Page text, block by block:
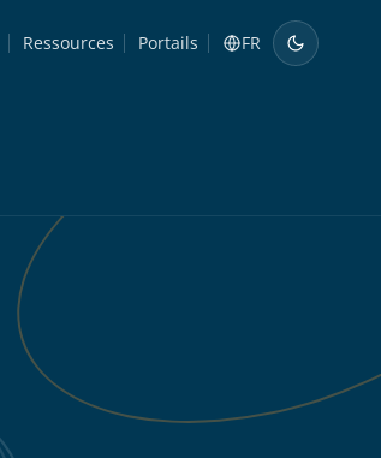
Ressources Portails FR